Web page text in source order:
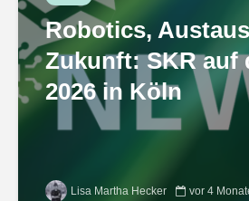
Robotics,
Zukunft: SKR auf
2026 in Köln
Lisa Martha Hecker vor 4